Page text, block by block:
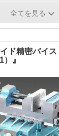
全てを見る
ド精密バイス
』